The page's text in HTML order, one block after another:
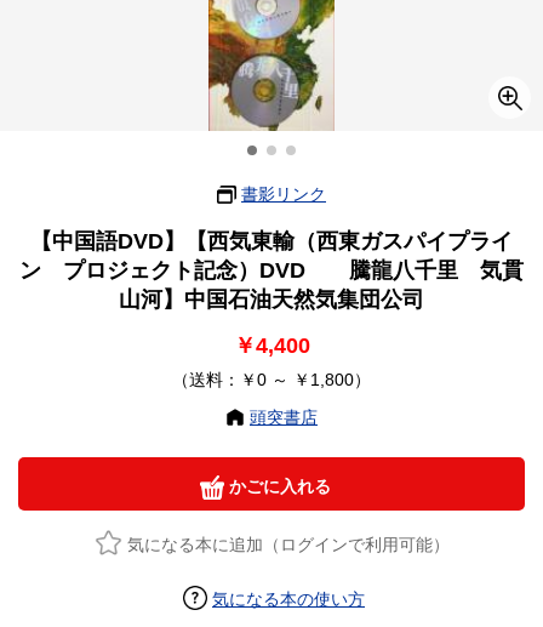
書影リンク
【中国語DVD】【西気東輸（西東ガスパイプライ
ン プロジェクト記念）DVD 騰龍八千里 気貫
山河】中国石油天然気集団公司
￥4,400
（送料：￥0 ～ ￥1,800）
頭突書店
かごに入れる
気になる本に追加（ログインで利用可能）
気になる本の使い方